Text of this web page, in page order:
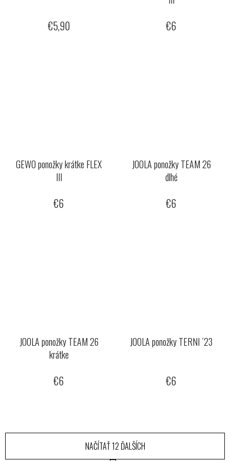
€5,90 €6
GEWO ponožky krátke FLEX
III
€6
JOOLA ponožky TEAM 26
dlhé
€6
JOOLA ponožky TEAM 26
krátke
€6
JOOLA ponožky TERNI ´23
€6
NAČÍTAŤ 12 ĎALŠÍCH